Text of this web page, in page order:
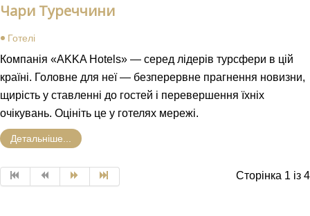
Чари Туреччини
Готелі
Компанія «AKKA Hotels» — серед лідерів турсфери в цій
країні. Головне для неї — безперервне прагнення новизни,
щирість у ставленні до гостей і перевершення їхніх
очікувань. Оцініть це у готелях мережі.
Детальніше...
Сторінка 1 із 4